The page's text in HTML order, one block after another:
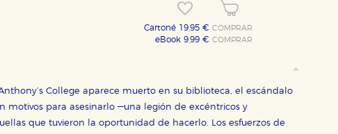
Cartoné 19,95 €COMPRAR
eBook 9,99 €COMPRAR
College aparece muerto en su biblioteca, el escándalo
motivos para asesinarlo —una legión de excéntricos y
que tuvieron la oportunidad de hacerlo. Los esfuerzos de